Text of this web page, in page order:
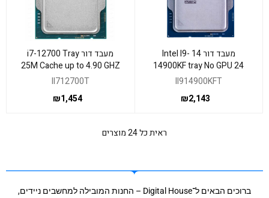
מעבד דור 14 Intel I9-
14900KF tray No GPU 24
Cores Max TDP 253W
II914900KFT
₪2,143
מעבד דור i7-12700 Tray
25M Cache up to 4.90 GHZ
12 Intel Core
II712700T
₪1,454
ראית כל 24 מוצרים
ברוכים הבאים ל־Digital House – החנות המובילה למחשבים ניידים,